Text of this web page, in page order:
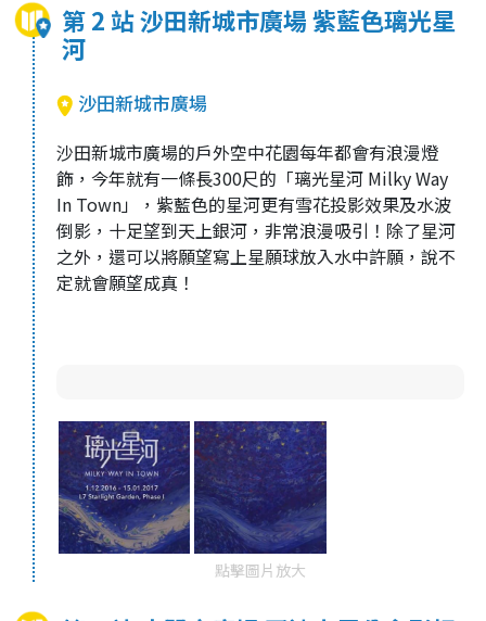
第 2 站 沙田新城市廣場 紫藍色璃光星
河
沙田新城市廣場
沙田新城市廣場的戶外空中花園每年都會有浪漫燈
飾，今年就有一條長300尺的「璃光星河 Milky Way
In Town」，紫藍色的星河更有雪花投影效果及水波
倒影，十足望到天上銀河，非常浪漫吸引！除了星河
之外，還可以將願望寫上星願球放入水中許願，說不
定就會願望成真！
點擊圖片放大